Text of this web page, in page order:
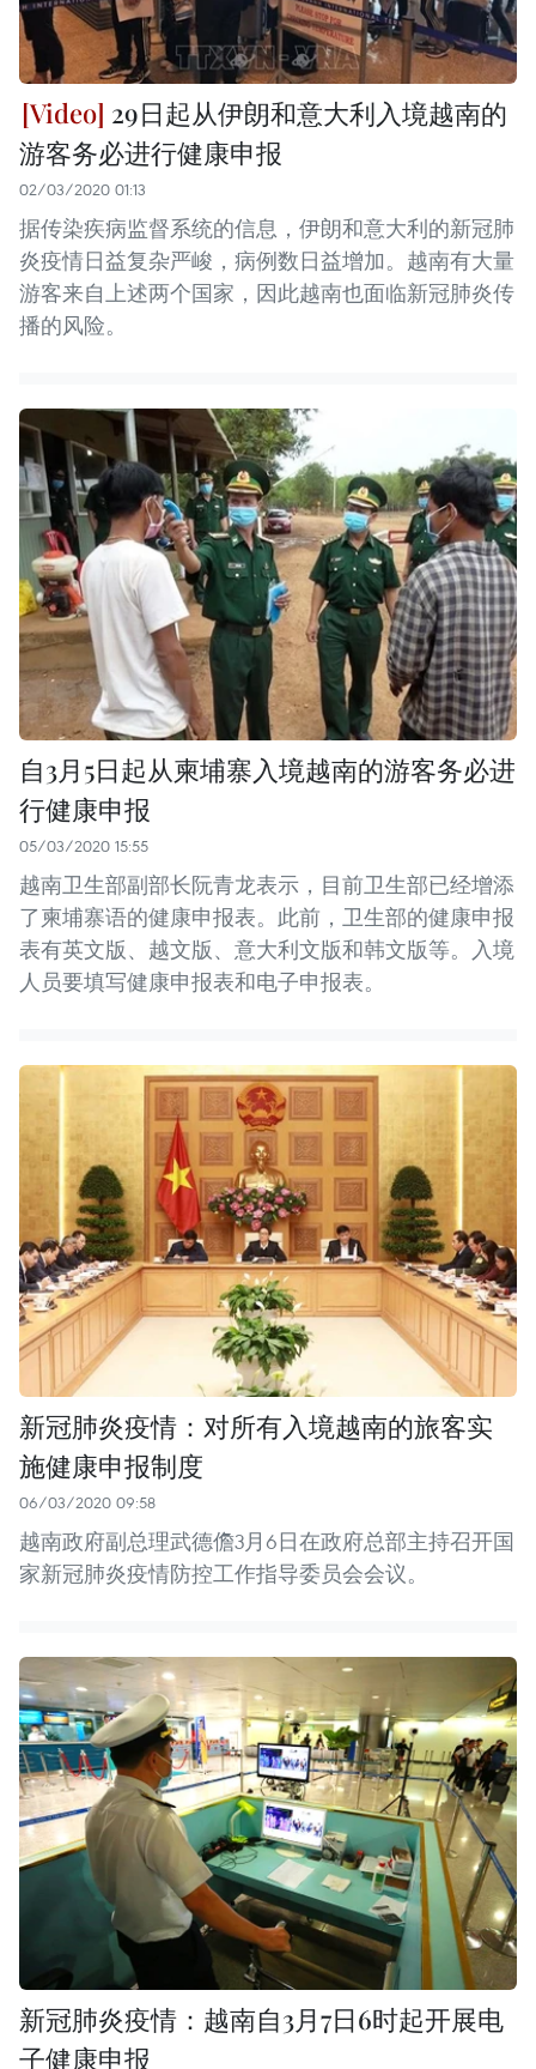
29日起从伊朗和意大利入境越南的
游客务必进行健康申报
02/03/2020 01:13
据传染疾病监督系统的信息，伊朗和意大利的新冠肺
炎疫情日益复杂严峻，病例数日益增加。越南有大量
游客来自上述两个国家，因此越南也面临新冠肺炎传
播的风险。
自3月5日起从柬埔寨入境越南的游客务必进
行健康申报
05/03/2020 15:55
越南卫生部副部长阮青龙表示，目前卫生部已经增添
了柬埔寨语的健康申报表。此前，卫生部的健康申报
表有英文版、越文版、意大利文版和韩文版等。入境
人员要填写健康申报表和电子申报表。
新冠肺炎疫情：对所有入境越南的旅客实
施健康申报制度
06/03/2020 09:58
越南政府副总理武德儋3月6日在政府总部主持召开国
家新冠肺炎疫情防控工作指导委员会会议。
新冠肺炎疫情：越南自3月7日6时起开展电
子健康申报